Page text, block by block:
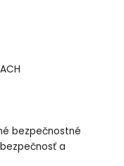
bezpečnostné
a